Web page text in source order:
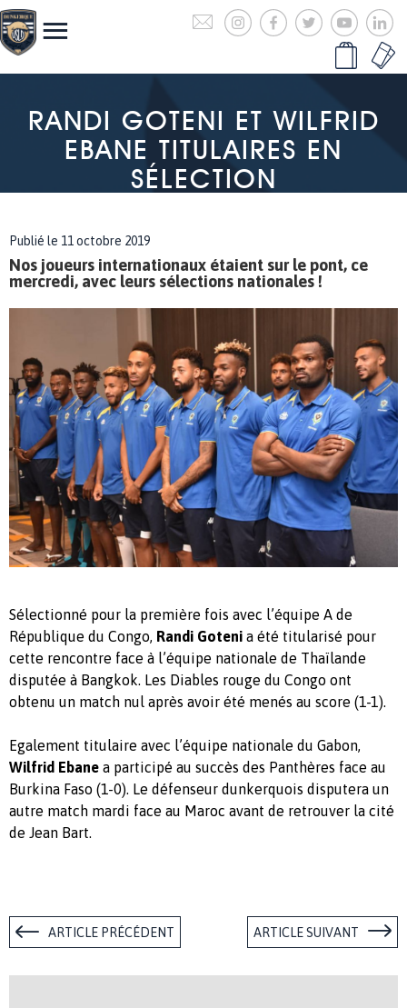
RANDI GOTENI ET WILFRID
EBANE TITULAIRES EN
SÉLECTION
Publié le 11 octobre 2019
Nos joueurs internationaux étaient sur le pont, ce
mercredi, avec leurs sélections nationales !
Sélectionné pour la première fois avec l’équipe A de
République du Congo, Randi Goteni a été titularisé pour
cette rencontre face à l’équipe nationale de Thaïlande
disputée à Bangkok. Les Diables rouge du Congo ont
obtenu un match nul après avoir été menés au score (1-1).
Egalement titulaire avec l’équipe nationale du Gabon,
Wilfrid Ebane a participé au succès des Panthères face au
Burkina Faso (1-0). Le défenseur dunkerquois disputera un
autre match mardi face au Maroc avant de retrouver la cité
de Jean Bart.
ARTICLE PRÉCÉDENT ARTICLE SUIVANT